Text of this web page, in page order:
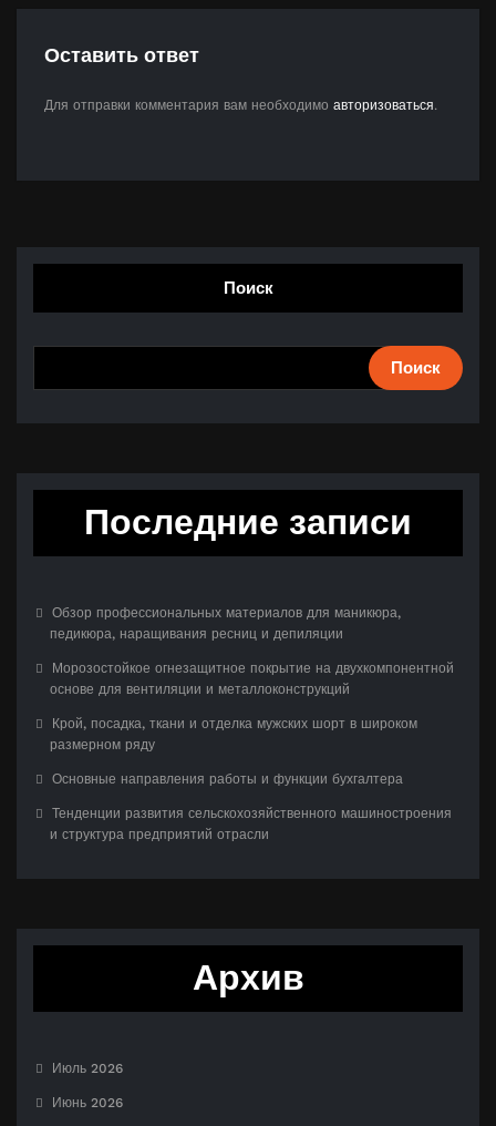
Оставить ответ
Для отправки комментария вам необходимо авторизоваться.
Поиск
Поиск
Последние записи
Обзор профессиональных материалов для маникюра,
педикюра, наращивания ресниц и депиляции
Морозостойкое огнезащитное покрытие на двухкомпонентной
основе для вентиляции и металлоконструкций
Крой, посадка, ткани и отделка мужских шорт в широком
размерном ряду
Основные направления работы и функции бухгалтера
Тенденции развития сельскохозяйственного машиностроения
и структура предприятий отрасли
Архив
Июль 2026
Июнь 2026